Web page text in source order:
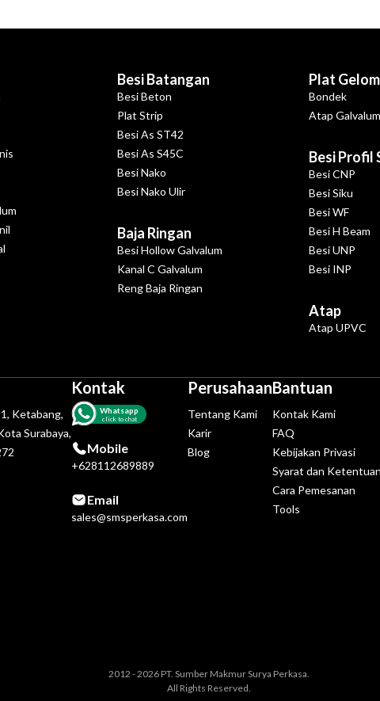
Besi Batangan
Besi Beton
Plat Strip
Besi As ST42
Besi As S45C
Besi Nako
Besi Nako Ulir
Baja Ringan
Besi Hollow Galvalum
Kanal C Galvalum
Reng Baja Ringan
Plat
Bondek
Atap Galvalum
Besi Profil
Besi CNP
Besi Siku
Besi WF
Besi H Beam
Besi UNP
Besi INP
Atap
Atap UPVC
Ketabang,
Surabaya,
Kontak
Whatsapp
click to chat
Mobile
+628112689889
Email
sales@smsperkasa.com
Perusahaan
Tentang Kami
Karir
Blog
Bantuan
Kontak Kami
FAQ
Kebijakan Privasi
Syarat dan Ketentuan
Cara Pemesanan
Tools
2012 - 2026 PT. Sumber Makmur Surya Perkasa.
All Rights Reserved.